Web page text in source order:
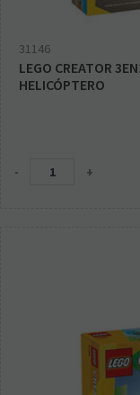
31146
LEGO CREATOR
HELICÓPTERO
- +